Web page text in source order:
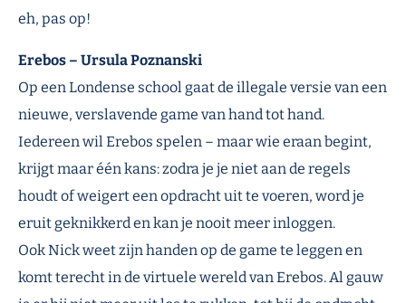
eh, pas op!
Erebos – Ursula Poznanski
Op een Londense school gaat de illegale versie van een
nieuwe, verslavende game van hand tot hand.
Iedereen wil Erebos spelen – maar wie eraan begint,
krijgt maar één kans: zodra je je niet aan de regels
houdt of weigert een opdracht uit te voeren, word je
eruit geknikkerd en kan je nooit meer inloggen.
Ook Nick weet zijn handen op de game te leggen en
komt terecht in de virtuele wereld van Erebos. Al gauw